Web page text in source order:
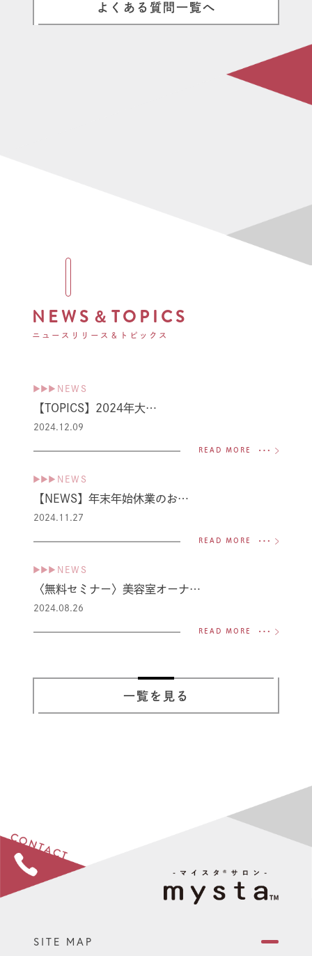
よくある質問一覧へ
NEWS＆TOPICS
ニュースリリース＆トピックス
▶▶▶ NEWS
【TOPICS】2024年大…
2024.12.09
READ MORE
▶▶▶ NEWS
【NEWS】年末年始休業のお…
2024.11.27
READ MORE
▶▶▶ NEWS
〈無料セミナー〉美容室オーナ…
2024.08.26
READ MORE
一覧を見る
SITE MAP